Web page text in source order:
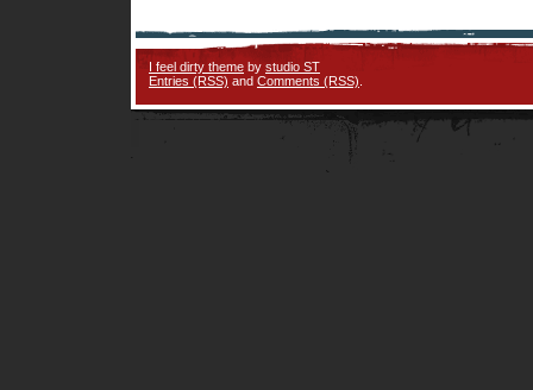
I feel dirty theme by studio ST
Entries (RSS) and Comments (RSS)